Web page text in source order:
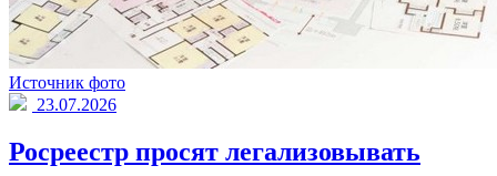
Источник фото
23.07.2026
Росреестр просят легализовывать